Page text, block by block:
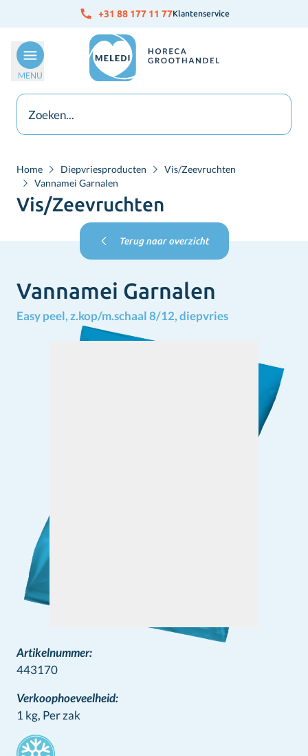
Ga naar de inhoud +31 88 177 11 77Klantenservice
MENU
Home Diepvriesproducten
Vis/Zeevruchten
Vannamei Garnalen
Vis/Zeevruchten
Terug naar overzicht
Vannamei Garnalen
Easy peel, z.kop/m.schaal 8/12, diepvries
Artikelnummer:
443170
Verkoophoeveelheid:
1 kg, Per zak
Stamps